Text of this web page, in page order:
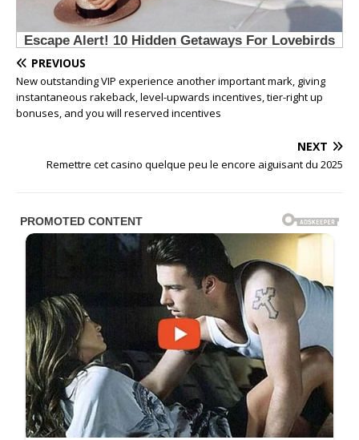
PREVIOUS
New outstanding VIP experience another important mark, giving
instantaneous rakeback, level-upwards incentives, tier-right up
bonuses, and you will reserved incentives
NEXT
Remettre cet casino quelque peu le encore aiguisant du 2025